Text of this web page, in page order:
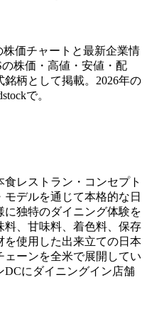
株価チャートと最新企業情
株価・高値・安値・配
柄として掲載。2026年の
で。
レストラン・コンセプト
デルを通じて本格的な日
独特のダイニング体験を
、甘味料、着色料、保存
使用した出来立ての日本
ーンを全米で展開してい
DCにダイニングイン店舗